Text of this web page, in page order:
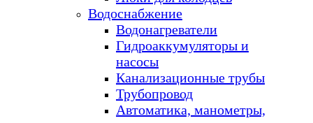
Водоснабжение
Водонагреватели
Гидроаккумуляторы и
насосы
Канализационные трубы
Трубопровод
Автоматика, манометры,